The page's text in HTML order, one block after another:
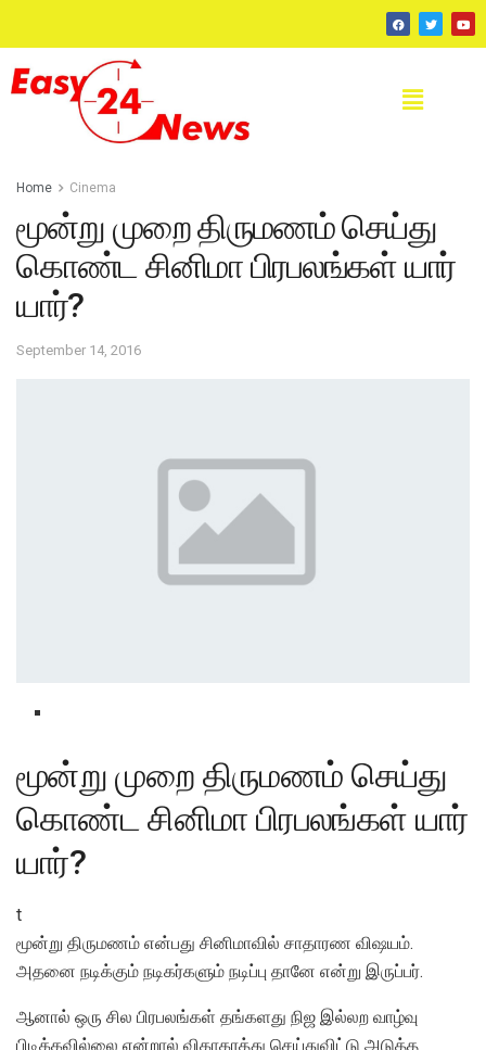
Home Cinema
மூன்று முறை திருமணம் செய்து
கொண்ட சினிமா பிரபலங்கள் யார்
யார்?
September 14, 2016
மூன்று முறை திருமணம் செய்து
கொண்ட சினிமா பிரபலங்கள் யார்
யார்?
t
மூன்று திருமணம் என்பது சினிமாவில் சாதாரண விஷயம்.
அதனை நடிக்கும் நடிகர்களும் நடிப்பு தானே என்று இருப்பர்.
ஆனால் ஒரு சில பிரபலங்கள் தங்களது நிஜ இல்லற வாழ்வு
பிடிக்கவில்லை என்றால் விகாகரத்து செய்துவிட்டு அடுத்த